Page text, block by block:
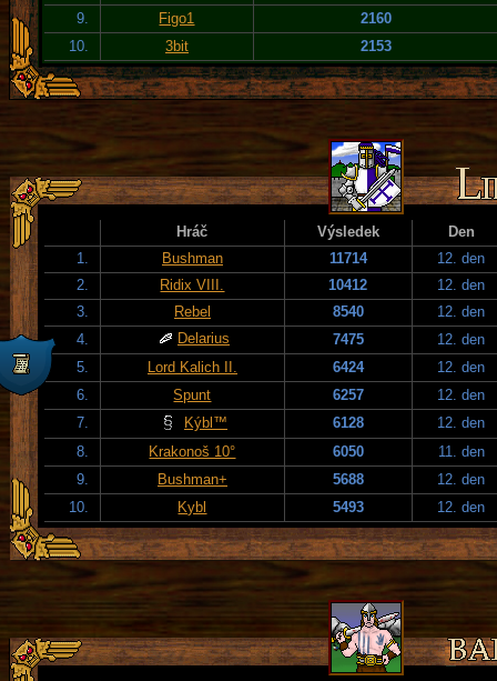
9.
Figo1
2160
10.
3bit 2153
Hráč Výsledek
Den
1.
Bushman 11714
12. den
2.
Ridix VIII. 10412
12. den
3.
Rebel 8540
12. den
4.
Delarius 7475
12. den
5.
Lord Kalich II. 6424
12. den
6.
Spunt 6257
12. den
7.
Kýbl™ 6128
12. den
8.
Krakonoš 10° 6050
11. den
9.
Bushman+ 5688
12. den
10.
Kybl 5493 12. den